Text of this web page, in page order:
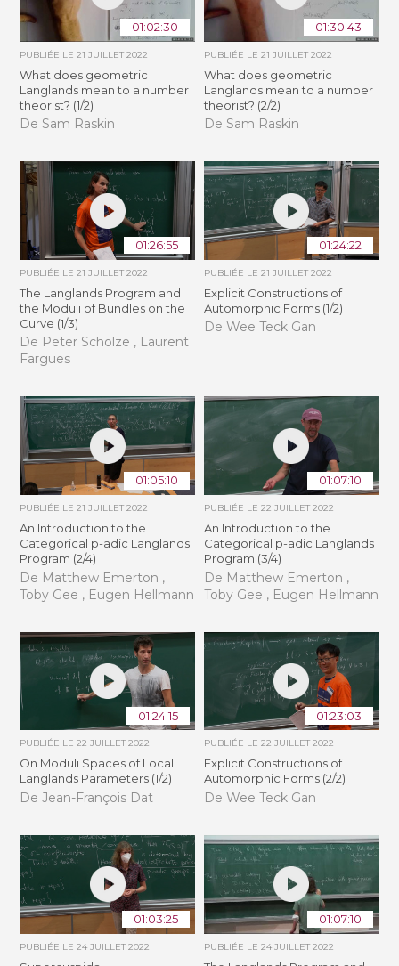
01:02:30
PUBLIÉE LE21 JUILLET 2022
What does geometric
Langlands mean to a number
theorist? (1/2)
De Sam Raskin
01:30:43
PUBLIÉE LE 21 JUILLET 2022
What does geometric
Langlands mean to a number
theorist? (2/2)
De Sam Raskin
01:26:55
PUBLIÉE LE21 JUILLET 2022
The Langlands Program and
the Moduli of Bundles on the
Curve (1/3)
De Peter Scholze , Laurent
Fargues
01:24:22
PUBLIÉE LE 21 JUILLET 2022
Explicit Constructions of
Automorphic Forms (1/2)
De Wee Teck Gan
01:05:10
PUBLIÉE LE21 JUILLET 2022
An Introduction to the
Categorical p-adic Langlands
Program (2/4)
De Matthew Emerton ,
Toby Gee , Eugen Hellmann
01:07:10
PUBLIÉE LE 22 JUILLET 2022
An Introduction to the
Categorical p-adic Langlands
Program (3/4)
De Matthew Emerton ,
Toby Gee , Eugen Hellmann
01:24:15
PUBLIÉE LE22 JUILLET 2022
On Moduli Spaces of Local
Langlands Parameters (1/2)
De Jean-François Dat
01:23:03
PUBLIÉE LE 22 JUILLET 2022
Explicit Constructions of
Automorphic Forms (2/2)
De Wee Teck Gan
01:03:25
PUBLIÉE LE24 JUILLET 2022
01:07:10
PUBLIÉE LE 24 JUILLET 2022